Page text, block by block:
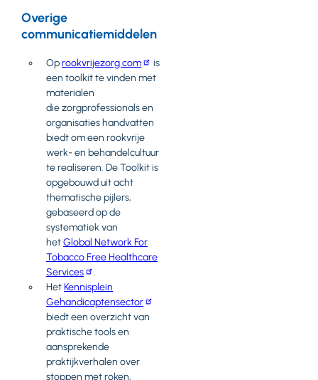
Overige
communicatiemiddelen
Oprookvrijezorg.com
is
een toolkit te vinden met
materialen
die zorgprofessionals en
organisaties handvatten
biedt om een rookvrije
werk- en behandelcultuur
te realiseren. De Toolkit is
opgebouwd uit acht
thematische pijlers,
gebaseerd op de
systematiek van
hetGlobal Network For
Tobacco Free Healthcare
Services
.
HetKennisplein
Gehandicaptensector
biedt een overzicht van
praktische tools en
aansprekende
praktijkverhalen over
stoppen met roken,